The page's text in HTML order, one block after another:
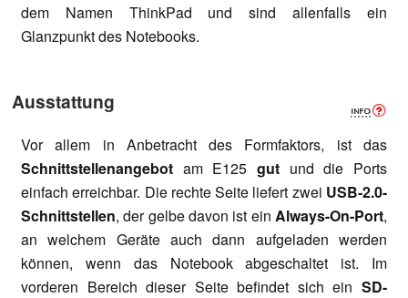
dem Namen ThinkPad und sind allenfalls ein
Glanzpunkt des Notebooks.
Ausstattung
Vor allem in Anbetracht des Formfaktors, ist das
Schnittstellenangebot am E125gut und die Ports
einfach erreichbar. Die rechte Seite liefert zwei USB-2.0-
Schnittstellen, der gelbe davon ist ein Always-On-Port,
an welchem Geräte auch dann aufgeladen werden
können, wenn das Notebook abgeschaltet ist. Im
vorderen Bereich dieser Seite befindet sich ein SD-